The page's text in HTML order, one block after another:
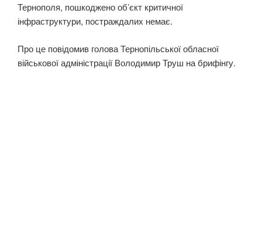
Тернополя, пошкоджено об’єкт критичної
інфраструктури, постраждалих немає.
Про це повідомив голова Тернопільської обласної
військової адміністрації Володимир Труш на брифінгу.